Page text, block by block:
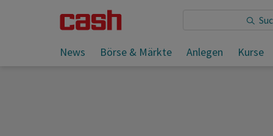
News Börse & Märkte Anlegen Kurse
Sie lesen: